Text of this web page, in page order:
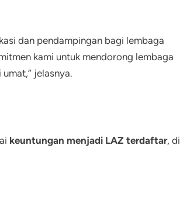
dan pendampingan bagi lembaga
kami untuk mendorong lembaga
jelasnya.
keuntungan menjadi LAZ terdaftar, di